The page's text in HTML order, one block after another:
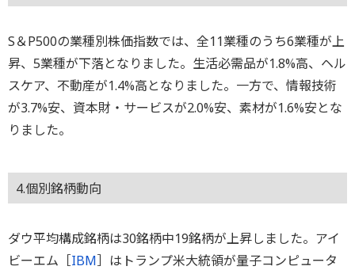
S＆P500の業種別株価指数では、全11業種のうち6業種が上
昇、5業種が下落となりました。生活必需品が1.8%高、ヘル
スケア、不動産が1.4%高となりました。一方で、情報技術
が3.7%安、資本財・サービスが2.0%安、素材が1.6%安とな
りました。
4.個別銘柄動向
ダウ平均構成銘柄は30銘柄中19銘柄が上昇しました。アイ
ビーエム［IBM］はトランプ米大統領が量子コンピュータ